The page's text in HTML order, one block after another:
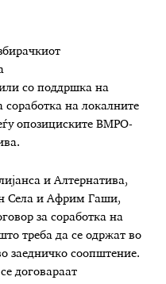
со поддршка на
на локалните
опозициските ВМРО-
и Алтернатива,
Села и Африм Гаши,
за соработка на
треба да се одржат во
заедничко соопштение.
договараат